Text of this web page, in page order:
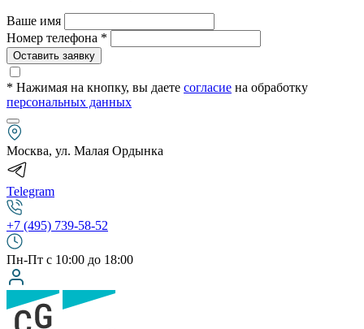
Ваше имя
Номер телефона *
Оставить заявку
* Нажимая на кнопку, вы даете согласие на обработку
персональных данных
Москва, ул. Малая Ордынка
Telegram
+7 (495) 739-58-52
Пн-Пт с 10:00 до 18:00